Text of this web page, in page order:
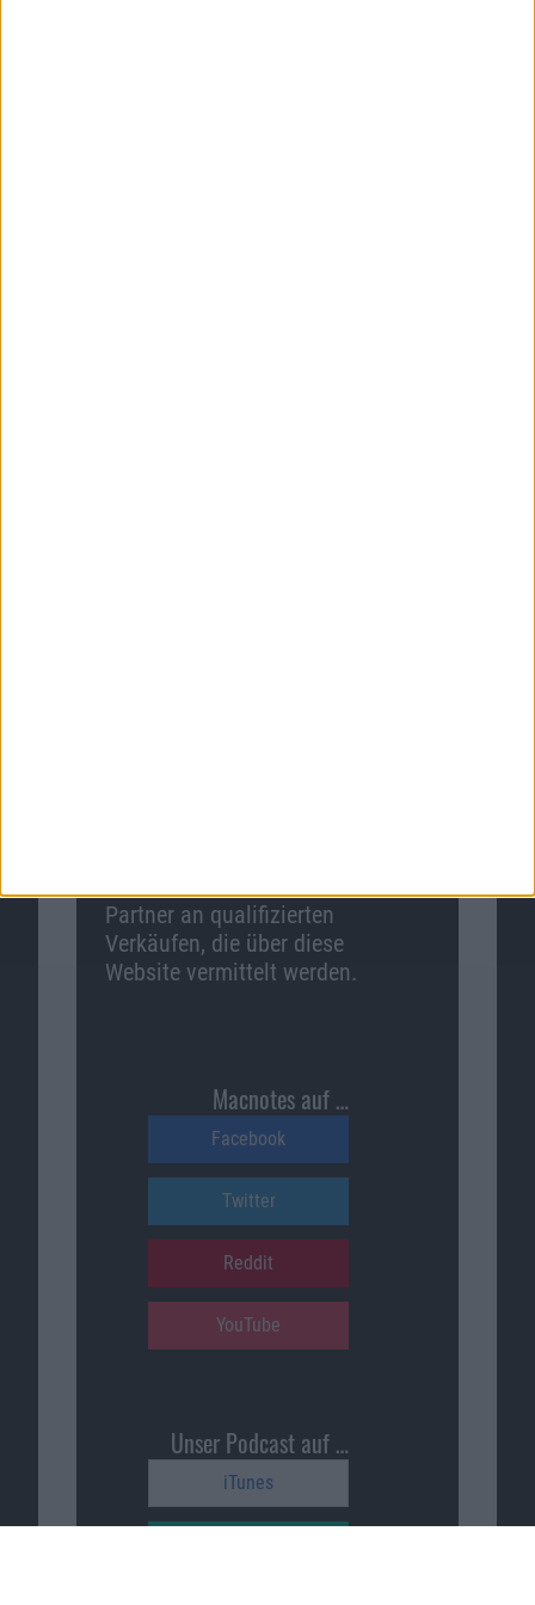
Partner an qualifizierten
Verkäufen, die über diese
Website vermittelt werden.
Macnotes auf …
Facebook
Twitter
Reddit
YouTube
Unser Podcast auf …
iTunes